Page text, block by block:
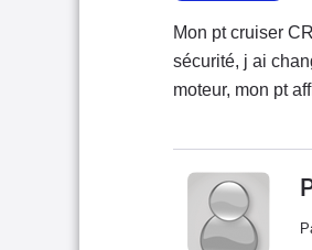
Mon pt cruiser
sécurité, j ai